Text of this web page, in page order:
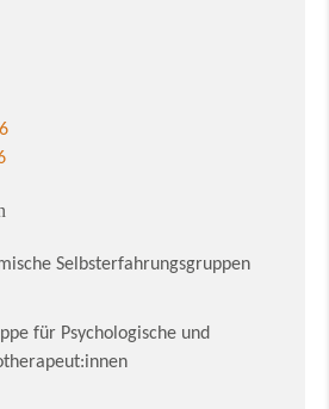
Selbsterfahrungsgruppen
für Psychologische und